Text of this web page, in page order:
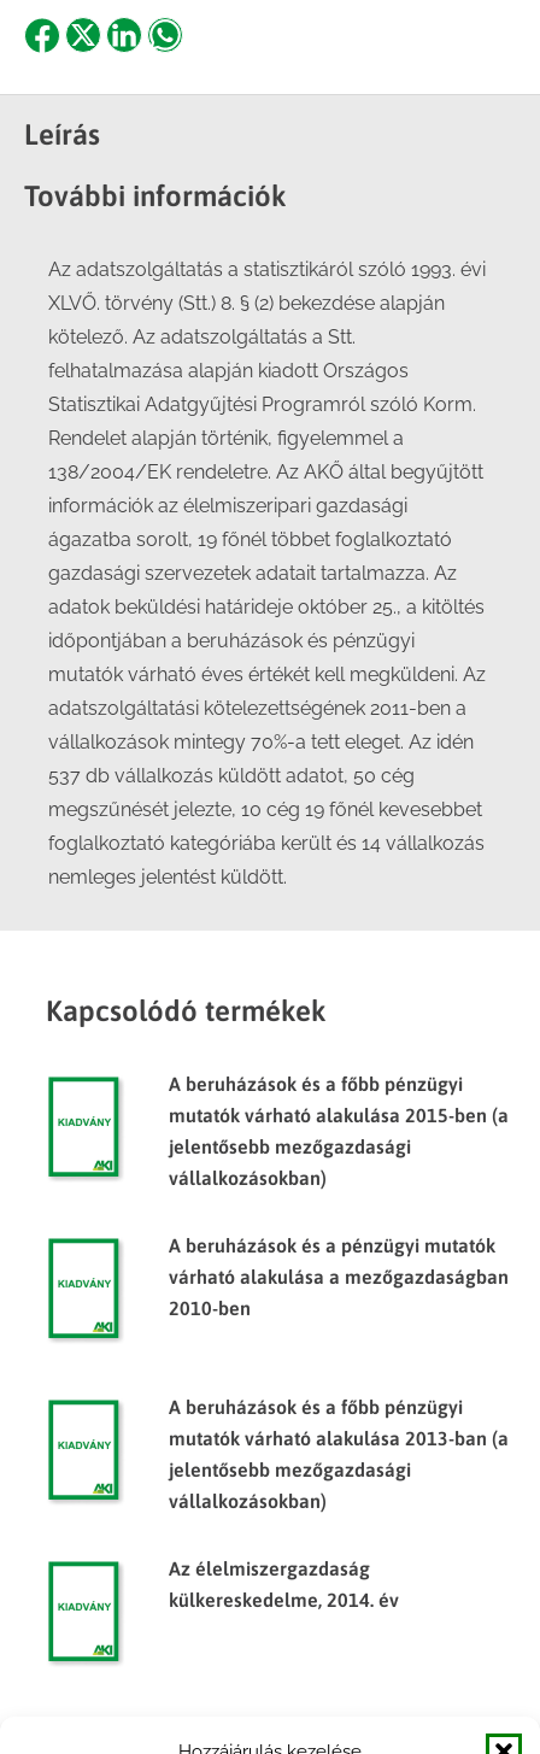
Share
Facebook
Share
X
ShareShare
Leírás
További információk
Az adatszolgáltatás a statisztikáról szóló 1993. évi
XLVŐ. törvény (Stt.) 8. § (2) bekezdése alapján
kötelező. Az adatszolgáltatás a Stt.
felhatalmazása alapján kiadott Országos
Statisztikai Adatgyűjtési Programról szóló Korm.
Rendelet alapján történik, figyelemmel a
138/2004/EK rendeletre. Az AKŐ által begyűjtött
információk az élelmiszeripari gazdasági
ágazatba sorolt, 19 főnél többet foglalkoztató
gazdasági szervezetek adatait tartalmazza. Az
adatok beküldési határideje október 25., a kitöltés
időpontjában a beruházások és pénzügyi
mutatók várható éves értékét kell megküldeni. Az
adatszolgáltatási kötelezettségének 2011-ben a
vállalkozások mintegy 70%-a tett eleget. Az idén
537 db vállalkozás küldött adatot, 50 cég
megszűnését jelezte, 10 cég 19 főnél kevesebbet
foglalkoztató kategóriába került és 14 vállalkozás
nemleges jelentést küldött.
Kapcsolódó termékek
A beruházások és a főbb pénzügyi
mutatók várható alakulása 2015-ben (a
jelentősebb mezőgazdasági
vállalkozásokban)
A beruházások és a pénzügyi mutatók
várható alakulása a mezőgazdaságban
2010-ben
A beruházások és a főbb pénzügyi
mutatók várható alakulása 2013-ban (a
jelentősebb mezőgazdasági
vállalkozásokban)
Az élelmiszergazdaság
külkereskedelme, 2014. év